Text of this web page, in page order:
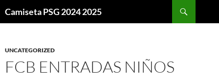
Camiseta PSG 2024 2025
UNCATEGORIZED
FCB ENTRADAS NIÑOS